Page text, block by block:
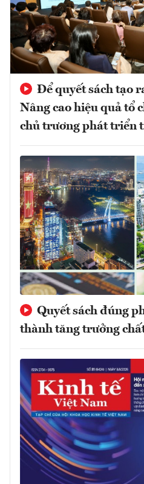
Để quyết sách tạo
Nâng cao hiệu quả tổ
chủ trương phát triển
Quyết sách đúng
thành tăng trưởng